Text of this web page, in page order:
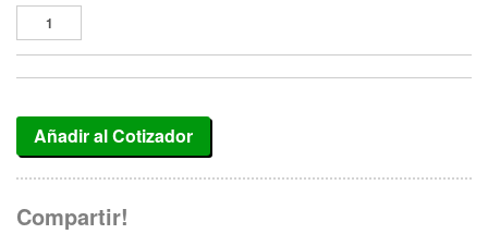
Añadir al Cotizador
Compartir!